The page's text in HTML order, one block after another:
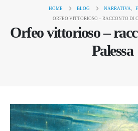
HOME BLOG NARRATIVA
ORFEO VITTORIOSO – RACCONTO DI
Orfeo vittorioso –
Palessa